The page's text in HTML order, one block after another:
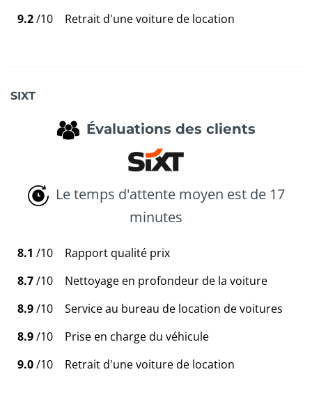
9.2/10 Retrait d'une voiture de location
SIXT
Évaluations des clients
Le temps d'attente moyen est de 17
minutes
8.1 /10
Rapport qualité prix
8.7/10
Nettoyage en profondeur de la voiture
8.9/10
Service au bureau de location de voitures
8.9/10
Prise en charge du véhicule
9.0/10 Retrait d'une voiture de location